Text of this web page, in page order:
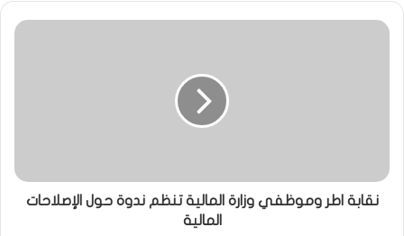
نقابة اطر وموظفي وزارة المالية تنظم ندوة حول الإصلاحات
المالية